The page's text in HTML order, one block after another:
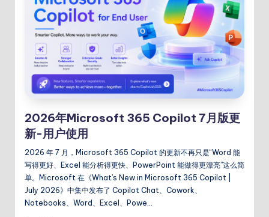
2026年Microsoft 365 Copilot 7月版更
新-用户使用
2026 年 7 月，Microsoft 365 Copilot 的更新不再只是“Word 能
写得更好、Excel 能分析得更快、PowerPoint 能做得更漂亮”这么简
单。Microsoft 在《What’s New in Microsoft 365 Copilot |
July 2026》中集中发布了 Copilot Chat、Cowork、
Notebooks、Word、Excel、Powe…